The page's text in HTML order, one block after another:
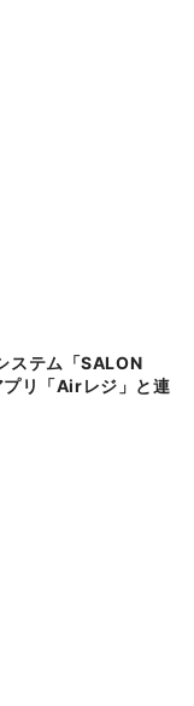
ステム「SALON
リ「Airレジ」と連